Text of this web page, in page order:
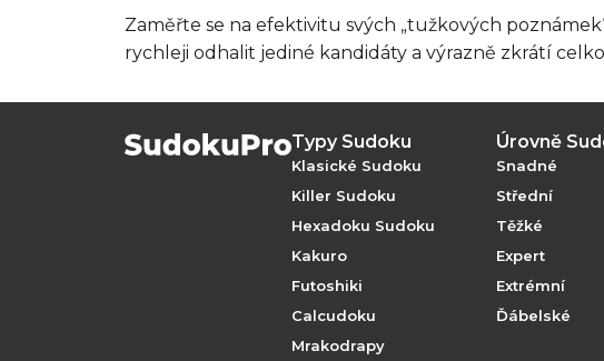
Zaměřte se na efektivitu svých „tužkových
rychleji odhalit jediné kandidáty a výrazně zkrátí
Typy Sudoku
Klasické Sudoku
Killer Sudoku
Hexadoku Sudoku
Kakuro
Futoshiki
Calcudoku
Mrakodrapy
Úrovně
Snadné
Střední
Těžké
Expert
Extrémní
Ďábelské